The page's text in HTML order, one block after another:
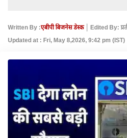
Written By :एबीपी बिजनेस डेस्क
Edited By:
Updated at : Fri, May 8,2026, 9:42 pm (IST)